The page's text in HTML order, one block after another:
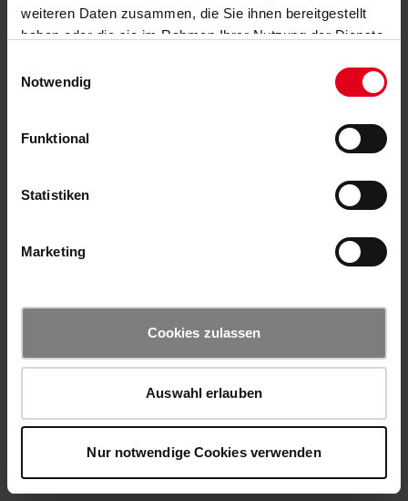
weiteren Daten zusammen, die Sie ihnen bereitgestellt
haben oder die sie im Rahmen Ihrer Nutzung der Dienste
Notwendig
Funktional
Statistiken
Marketing
Cookies zulassen
Auswahl erlauben
Nur notwendige Cookies verwenden